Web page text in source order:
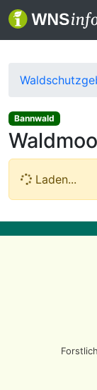
Bannwald
Laden...